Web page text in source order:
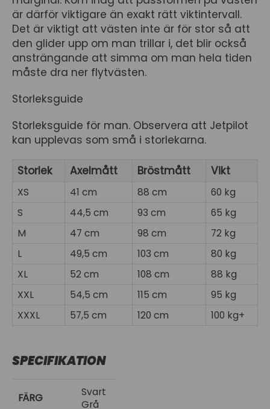
är därför viktigare än exakt rätt viktintervall.
Det är viktigt att västen inte är för stor så att
den glider upp om man trillar i, det blir också
ansträngande att simma om man hela tiden
måste dra ner flytvästen.
Storleksguide
Storleksguide för man. Observera att Jetpilot
kan upplevas som små i storlekarna.
Storlek Axelmått Bröstmått Vikt
XS 41 cm 88 cm
60 kg
S
44,5 cm 93 cm
65 kg
M
47 cm 98 cm
72 kg
L
49,5 cm 103 cm
80 kg
XL
52 cm 108 cm
88 kg
XXL
54,5 cm 115 cm
95 kg
XXXL
57,5 cm 120 cm 100 kg+
SPECIFIKATION
FÄRG
Svart
Grå